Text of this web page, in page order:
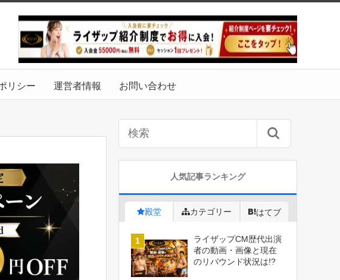
リシー 運営者情報 お問い合わせ
人気記事ランキング
殿堂 カテゴリー はてブ
ライザップCM歴代出演
者の動画・画像と現在
のリバウンド状況は!?